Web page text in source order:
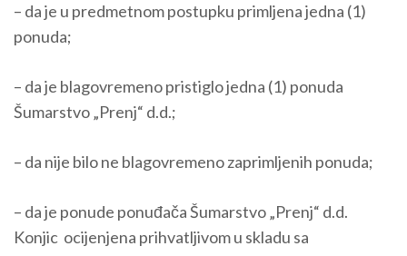
– da je u predmetnom postupku primljena jedna (1)
ponuda;
– da je blagovremeno pristiglo jedna (1) ponuda
Šumarstvo „Prenj“ d.d.;
– da nije bilo ne blagovremeno zaprimljenih ponuda;
– da je ponude ponuđača Šumarstvo „Prenj“ d.d.
Konjic ocijenjena prihvatljivom u skladu sa